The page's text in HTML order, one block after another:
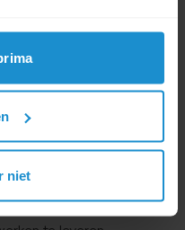
niet
huishoudens
internet. Het
Nederland hun
geloven in een